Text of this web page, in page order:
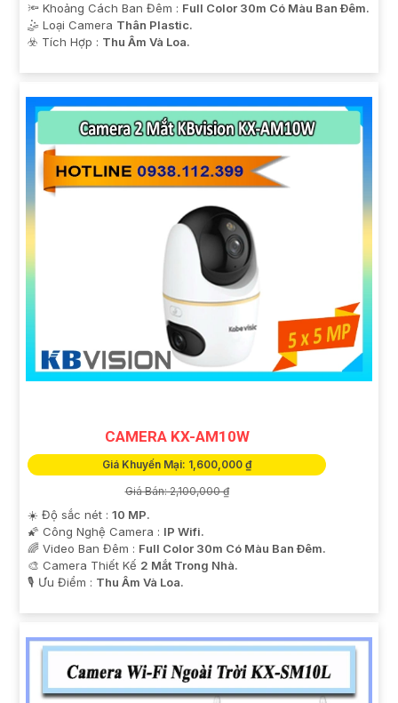
🔦 Khoảng Cách Ban Đêm : Full Color 30m Có Màu Ban Ðêm.
🤹 Loại Camera Thân Plastic.
️☣️ Tích Hợp : Thu Âm Và Loa.
CAMERA KX-AM10W
Giá Khuyến Mại: 1,600,000 ₫
Giá Bán: 2,100,000 ₫
☀️ Độ sắc nét : 10 MP.
🌠 Công Nghệ Camera : IP Wifi.
🌈 Video Ban Đêm : Full Color 30m Có Màu Ban Ðêm.
🎨 Camera Thiết Kế 2 Mắt Trong Nhà.
️🎙 Ưu Điểm : Thu Âm Và Loa.